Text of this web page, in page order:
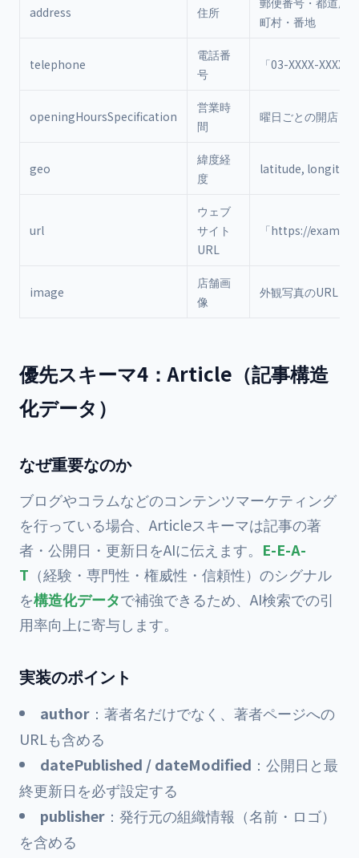
address 住所
町村・番地
telephone
電話番
号
「03-XXXX-XXXX」
openingHoursSpecification
営業時
間
曜日ごとの開店・
geo
緯度経
度
latitude, longitude
url
ウェブ
サイト
URL
「https://
image
店舗画
像
外観写真のURL
優先スキーマ4：Article（記事構造
化データ）
なぜ重要なのか
ブログやコラムなどのコンテンツマーケティング
を行っている場合、Articleスキーマは記事の著
者・公開日・更新日をAIに伝えます。 E-E-A-
T （経験・専門性・権威性・信頼性）のシグナル
を構造化データで補強できるため、AI検索での引
用率向上に寄与します。
実装のポイント
author ：著者名だけでなく、著者ページへの
URLも含める
datePublished / dateModified ：公開日と最
終更新日を必ず設定する
publisher ：発行元の組織情報（名前・ロゴ）
を含める